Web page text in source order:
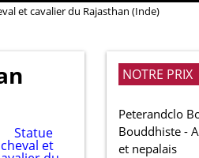
et cavalier du Rajasthan (Inde)
NOTRE PRIX
Peterandclo
Bouddhiste -
et nepalais